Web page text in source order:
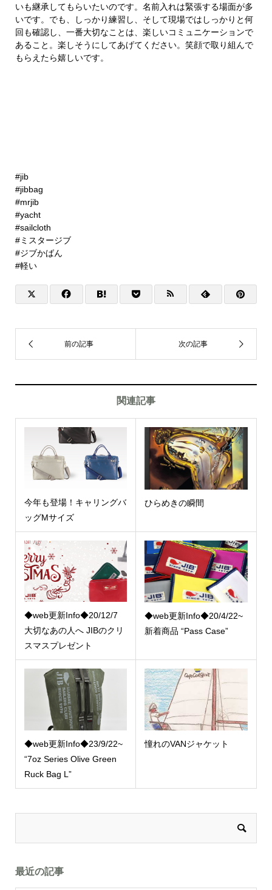
いも継承してもらいたいのです。名前入れは緊張する場面が多
いです。でも、しっかり練習し、そして現場ではしっかりと何
回も確認し、一番大切なことは、楽しいコミュニケーションで
あること。楽しそうにしてあげてください。笑顔で取り組んで
もらえたら嬉しいです。
#jib
#jibbag
#mrjib
#yacht
#sailcloth
#ミスタージブ
#ジブかばん
#軽い
関連記事
今年も登場！キャリングバ
ッグMサイズ
ひらめきの瞬間
◆web更新Info◆20/12/7
大切なあの人へ JIBのクリ
スマスプレゼント
◆web更新Info◆20/4/22~
新着商品 “Pass Case”
◆web更新Info◆23/9/22~
“7oz Series Olive Green
Ruck Bag L”
憧れのVANジャケット
最近の記事